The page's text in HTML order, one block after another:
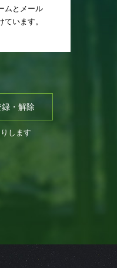
ムとメール
ています。
録・解除
します